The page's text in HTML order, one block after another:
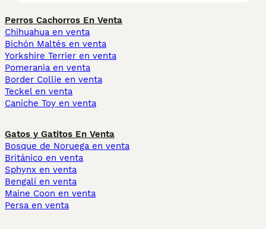
Perros Cachorros En Venta
Chihuahua en venta
Bichón Maltés en venta
Yorkshire Terrier en venta
Pomerania en venta
Border Collie en venta
Teckel en venta
Caniche Toy en venta
Gatos y Gatitos En Venta
Bosque de Noruega en venta
Británico en venta
Sphynx en venta
Bengalí en venta
Maine Coon en venta
Persa en venta